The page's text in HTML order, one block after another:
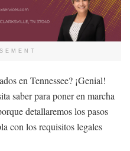
en Tennessee? ¡Genial!
saber para poner en marcha
detallaremos los pasos
con los requisitos legales